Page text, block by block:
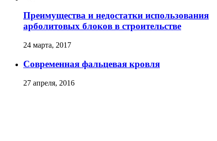
Преимущества и недостатки использования
арболитовых блоков в строительстве
24 марта, 2017
Современная фальцевая кровля
27 апреля, 2016